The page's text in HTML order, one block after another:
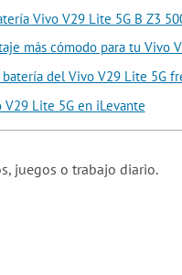
Vivo V29 Lite 5G B Z3
más cómodo para tu Vivo
del Vivo V29 Lite 5G
Lite 5G en iLevante
juegos o trabajo diario.